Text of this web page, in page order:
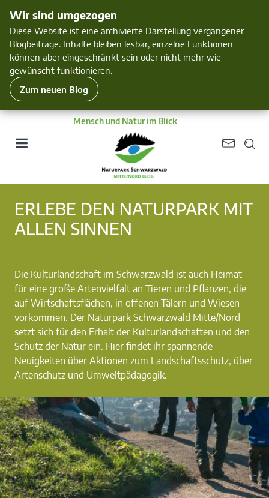
Wir sind umgezogen
Diese Website ist eine archivierte Darstellung vergangener
Blogbeiträge. Inhalte bleiben lesbar, einzelne Funktionen
können aber eingeschränkt sein oder nicht mehr wie
gewünscht funktionieren.
Zum neuen Blog
Mensch und Natur im Blick
ERLEBE DEN NATURPARK MIT
ALLEN SINNEN
Die Kulturlandschaft im Schwarzwald ist auch Heimat
für eine große Artenvielfalt an Tieren und Pflanzen, die
auf Wirtschaftsflächen, in offenen Tälern und Wiesen
vorkommen. Der Naturpark Schwarzwald Mitte/Nord
setzt sich für den Erhalt der Kulturlandschaften und den
Schutz der Natur ein. Hier findet ihr spannende
Neuigkeiten über Aktionen zum Landschaftsschutz, über
Artenschutz und Umweltpädagogik.